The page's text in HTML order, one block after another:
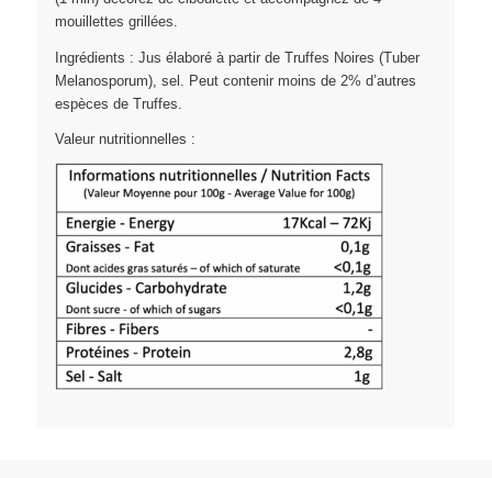
mouillettes grillées.
Ingrédients : Jus élaboré à partir de Truffes Noires (Tuber
Melanosporum), sel. Peut contenir moins de 2% d’autres
espèces de Truffes.
Valeur nutritionnelles :